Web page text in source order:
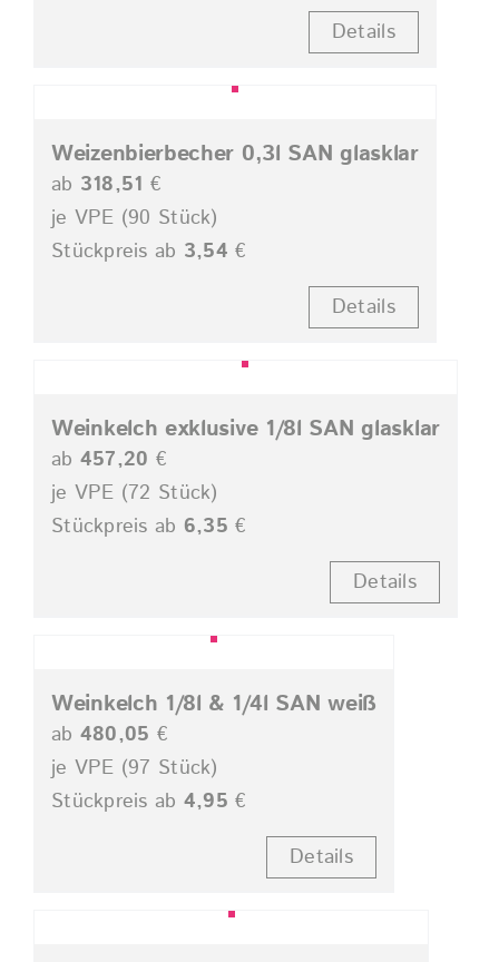
Details
Weizenbierbecher 0,3l SAN glasklar
ab 318,51 €
je VPE (90 Stück)
Stückpreis ab 3,54 €
Details
Weinkelch exklusive 1/8l SAN glasklar
ab 457,20 €
je VPE (72 Stück)
Stückpreis ab 6,35 €
Details
Weinkelch 1/8l & 1/4l SAN weiß
ab 480,05 €
je VPE (97 Stück)
Stückpreis ab 4,95 €
Details